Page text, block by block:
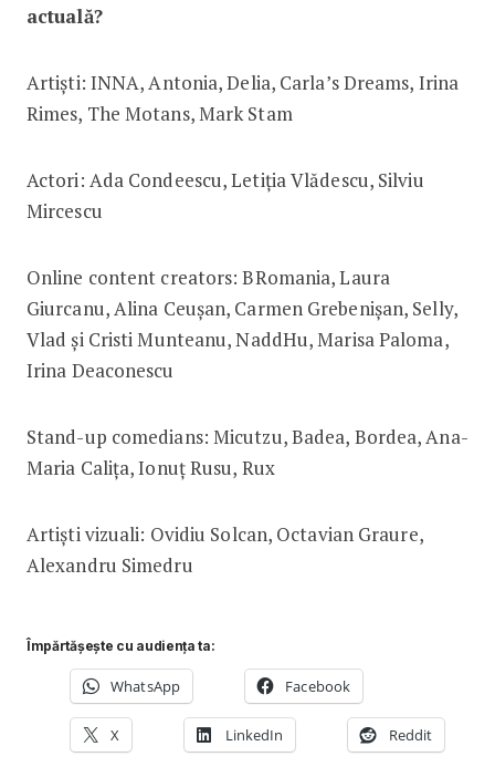
actuală?
Artiști: INNA, Antonia, Delia, Carla’s Dreams, Irina
Rimes, The Motans, Mark Stam
Actori: Ada Condeescu, Letiția Vlădescu, Silviu
Mircescu
Online content creators: BRomania, Laura
Giurcanu, Alina Ceușan, Carmen Grebenișan, Selly,
Vlad și Cristi Munteanu, NaddHu, Marisa Paloma,
Irina Deaconescu
Stand-up comedians: Micutzu, Badea, Bordea, Ana-
Maria Calița, Ionuț Rusu, Rux
Artiști vizuali: Ovidiu Solcan, Octavian Graure,
Alexandru Simedru
Împărtășește cu audiența ta:
WhatsApp Facebook
X LinkedIn Reddit